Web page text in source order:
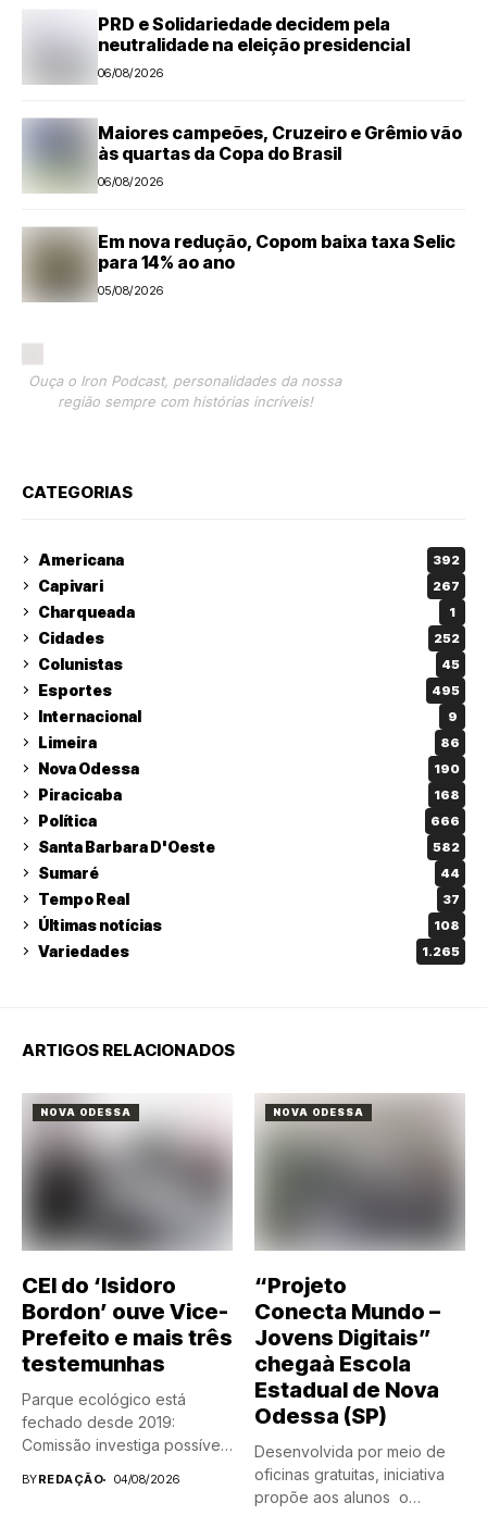
PRD e Solidariedade decidem pela
neutralidade na eleição presidencial
06/08/2026
Maiores campeões, Cruzeiro e Grêmio vão
às quartas da Copa do Brasil
06/08/2026
Em nova redução, Copom baixa taxa Selic
para 14% ao ano
05/08/2026
Ouça o Iron Podcast, personalidades da nossa
região sempre com histórias incríveis!
CATEGORIAS
Americana 392
Capivari 267
Charqueada 1
Cidades 252
Colunistas 45
Esportes 495
Internacional 9
Limeira 86
Nova Odessa 190
Piracicaba 168
Política 666
Santa Barbara D'Oeste 582
Sumaré 44
Tempo Real 37
Últimas notícias 108
Variedades 1.265
ARTIGOS RELACIONADOS
NOVA ODESSA
CEI do ‘Isidoro
Bordon’ ouve Vice-
Prefeito e mais três
testemunhas
Parque ecológico está
fechado desde 2019:
Comissão investiga possíveis
processo...
BYREDAÇÃO 04/08/2026
NOVA ODESSA
“Projeto
Conecta Mundo –
Jovens Digitais”
chegaà Escola
Estadual de Nova
Odessa (SP)
Desenvolvida por meio de
oficinas gratuitas, iniciativa
propõe aos alunos o